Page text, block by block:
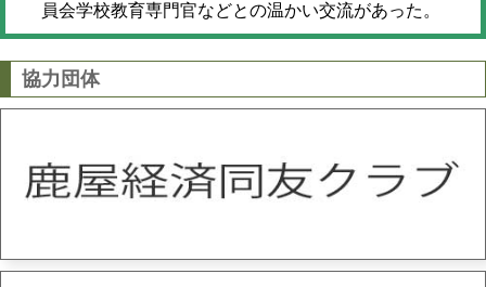
員会学校教育専門官などとの温かい交流があった。
協力団体